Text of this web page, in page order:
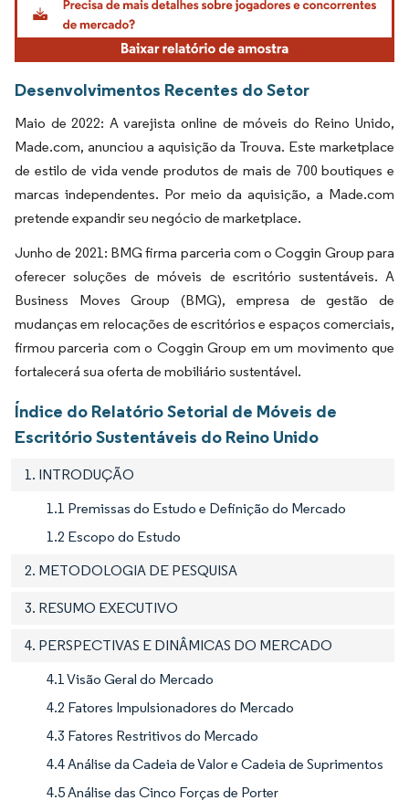
Desenvolvimentos Recentes do Setor
Maio de 2022: A varejista online de móveis do Reino Unido,
Made.com, anunciou a aquisição da Trouva. Este marketplace
de estilo de vida vende produtos de mais de 700 boutiques e
marcas independentes. Por meio da aquisição, a Made.com
pretende expandir seu negócio de marketplace.
Junho de 2021: BMG firma parceria com o Coggin Group para
oferecer soluções de móveis de escritório sustentáveis. A
Business Moves Group (BMG), empresa de gestão de
mudanças em relocações de escritórios e espaços comerciais,
firmou parceria com o Coggin Group em um movimento que
fortalecerá sua oferta de mobiliário sustentável.
Índice do Relatório Setorial de Móveis de
Escritório Sustentáveis do Reino Unido
1. INTRODUÇÃO
1.1 Premissas do Estudo e Definição do Mercado
1.2 Escopo do Estudo
2. METODOLOGIA DE PESQUISA
3. RESUMO EXECUTIVO
4. PERSPECTIVAS E DINÂMICAS DO MERCADO
4.1 Visão Geral do Mercado
4.2 Fatores Impulsionadores do Mercado
4.3 Fatores Restritivos do Mercado
4.4 Análise da Cadeia de Valor e Cadeia de Suprimentos
4.5 Análise das Cinco Forças de Porter